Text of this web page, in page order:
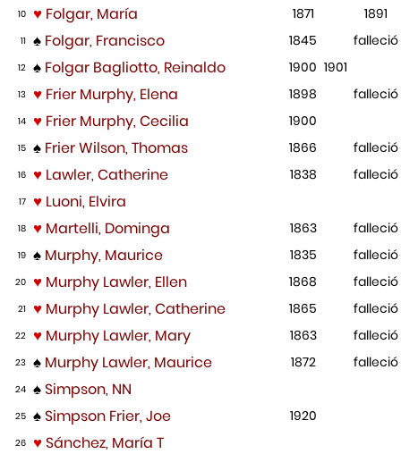
10 ♥ Folgar, María 1871 1891
11 ♠ Folgar, Francisco 1845 falleció
12 ♠ Folgar Bagliotto, Reinaldo 1900 1901
13 ♥ Frier Murphy, Elena 1898 falleció
14 ♥ Frier Murphy, Cecilia 1900
15 ♠ Frier Wilson, Thomas 1866 falleció
16 ♥ Lawler, Catherine 1838 falleció
17 ♥ Luoni, Elvira
18 ♥ Martelli, Dominga 1863 falleció
19 ♠ Murphy, Maurice 1835 falleció
20 ♥ Murphy Lawler, Ellen 1868 falleció
21 ♥ Murphy Lawler, Catherine 1865 falleció
22 ♥ Murphy Lawler, Mary 1863 falleció
23 ♠ Murphy Lawler, Maurice 1872 falleció
24 ♠Simpson, NN
25 ♠Simpson Frier, Joe 1920
26 ♥Sánchez, María T